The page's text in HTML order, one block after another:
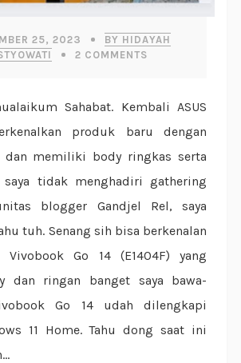
25, 2023
BY HIDAYAH
2 COMMENTS
produk baru dengan
memiliki body ringkas serta
saya tidak menghadiri gathering
blogger Gandjel Rel, saya
tuh. Senang sih bisa berkenalan
Vivobook Go 14 (E1404F) yang
dan ringan banget saya bawa-
Go 14 udah dilengkapi
11 Home. Tahu dong saat ini